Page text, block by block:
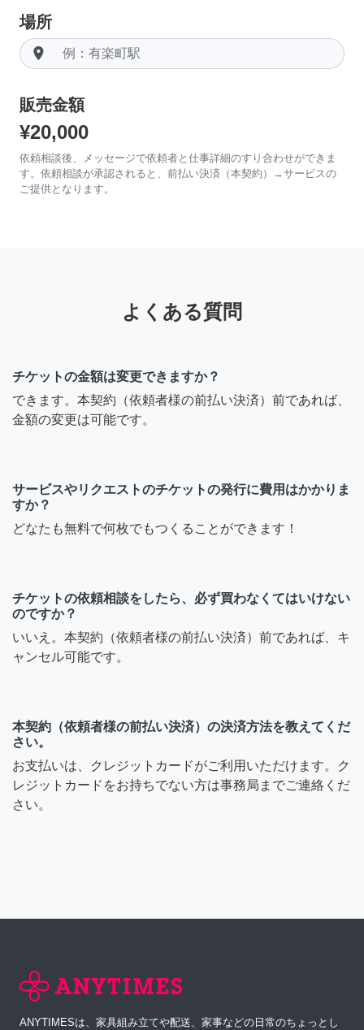
場所
room
販売金額
¥20,000
依頼相談後、メッセージで依頼者と仕事詳細のすり合わせができま
す。依頼相談が承認されると、前払い決済（本契約）→サービスの
ご提供となります。
よくある質問
チケットの金額は変更できますか？
できます。本契約（依頼者様の前払い決済）前であれば、
金額の変更は可能です。
サービスやリクエストのチケットの発行に費用はかかりま
すか？
どなたも無料で何枚でもつくることができます！
チケットの依頼相談をしたら、必ず買わなくてはいけない
のですか？
いいえ。本契約（依頼者様の前払い決済）前であれば、キ
ャンセル可能です。
本契約（依頼者様の前払い決済）の決済方法を教えてくだ
さい。
お支払いは、クレジットカードがご利用いただけます。ク
レジットカードをお持ちでない方は事務局までご連絡くだ
さい。
ANYTIMESは、家具組み立てや配送、家事などの日常のちょっとし